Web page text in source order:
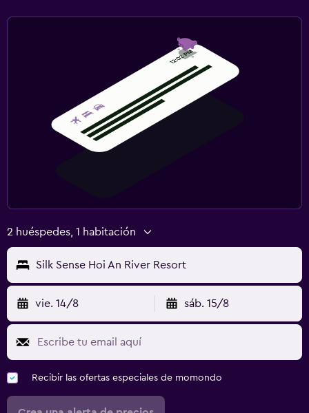
Alberca privada
Alberca de agua salada
Aire libre
Comedor al aire libre
Muebles de exterior
Área de picnic
Terraza/patio
Sillas de playa
Toallas de playa
Parrilla
2 huéspedes, 1 habitación
Silk Sense Hoi An River Resort
vie. 14/8 sáb. 15/8
Recibir las ofertas especiales de momondo